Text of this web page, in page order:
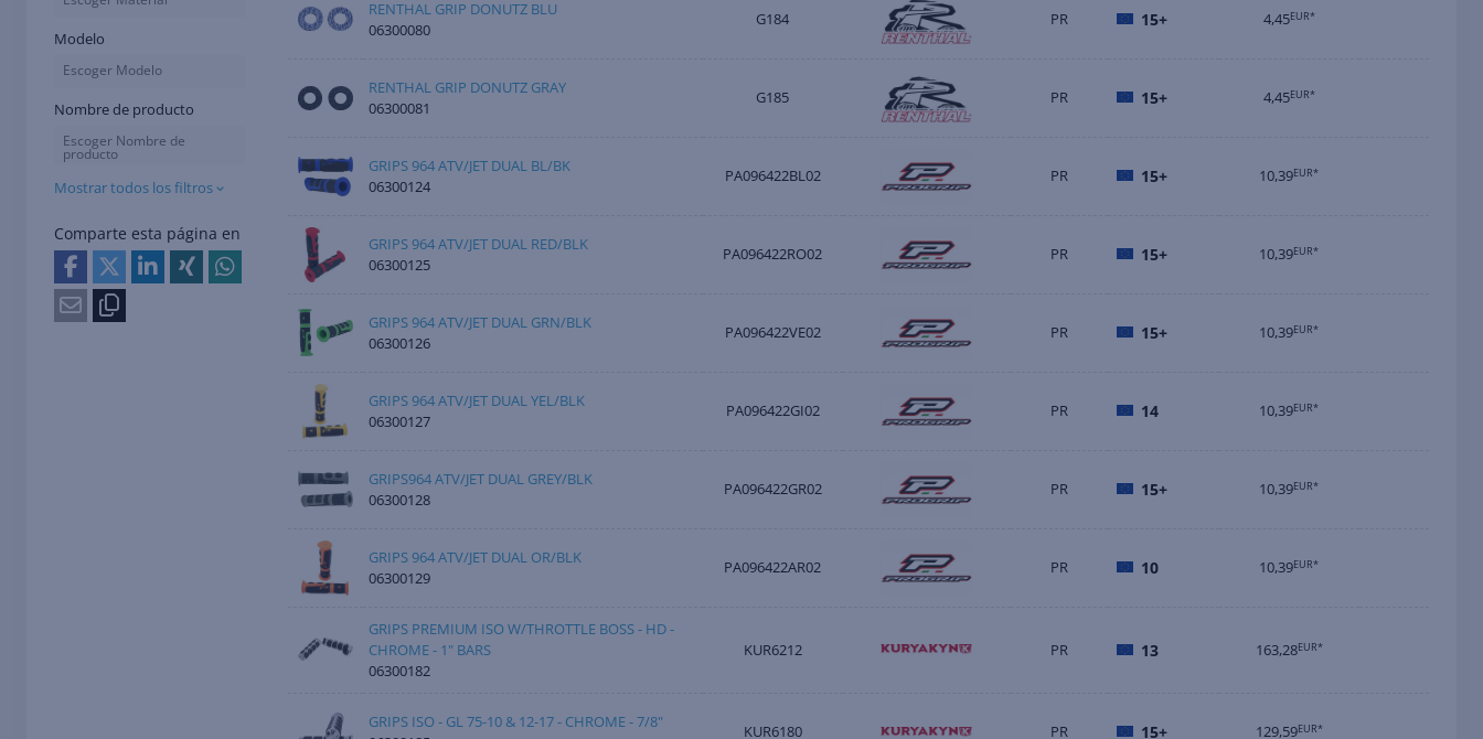
Modelo
Escoger Modelo
Nombre de producto
Escoger Nombre de
producto
Mostrar todos los filtros
Comparte esta página en
RENTHAL GRIP DONUTZ BLU
06300080
G184 PR 15+ 4,45EUR*
RENTHAL GRIP DONUTZ GRAY
06300081
G185 PR 15+ 4,45EUR*
GRIPS 964 ATV/JET DUAL BL/BK
06300124
PA096422BL02 PR 15+ 10,39EUR*
GRIPS 964 ATV/JET DUAL RED/BLK
06300125
PA096422RO02 PR 15+ 10,39EUR*
GRIPS 964 ATV/JET DUAL GRN/BLK
06300126
PA096422VE02 PR 15+ 10,39EUR*
GRIPS 964 ATV/JET DUAL YEL/BLK
06300127
PA096422GI02 PR 14 10,39EUR*
GRIPS964 ATV/JET DUAL GREY/BLK
06300128
PA096422GR02 PR 15+ 10,39EUR*
GRIPS 964 ATV/JET DUAL OR/BLK
06300129
PA096422AR02 PR 10 10,39EUR*
GRIPS PREMIUM ISO W/THROTTLE BOSS - HD -
CHROME - 1" BARS
06300182
KUR6212 PR 13 163,28EUR*
GRIPS ISO - GL 75-10 & 12-17 - CHROME - 7/8"
KUR6180 PR 15+ 129,59EUR*